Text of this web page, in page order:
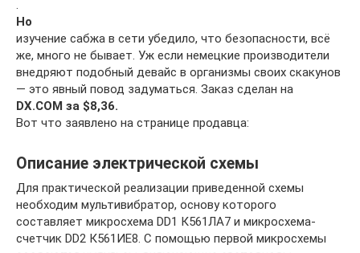
Но
изучение сабжа в сети убедило, что безопасности, всё
же, много не бывает. Уж если немецкие производители
внедряют подобный девайс в организмы своих скакунов
— это явный повод задуматься. Заказ сделан на
DX.COM за $8,36.
Вот что заявлено на странице продавца:
Описание электрической схемы
Для практической реализации приведенной схемы
необходим мультивибратор, основу которого
составляет микросхема DD1 К561ЛА7 и микросхема-
счетчик DD2 К561ИЕ8. С помощью первой микросхемы